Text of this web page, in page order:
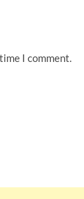
I comment.